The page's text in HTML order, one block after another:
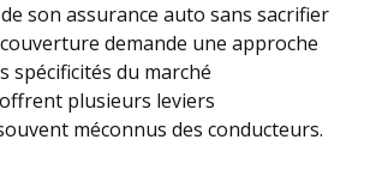
son assurance auto sans sacrifier
demande une approche
spécificités du marché
plusieurs leviers
méconnus des conducteurs.